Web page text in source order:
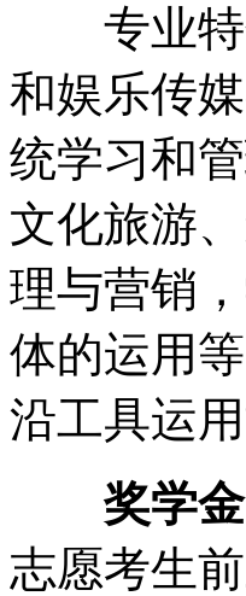
专业特
和娱乐传
统学习和
文化旅游
理与营销
体的运用
沿工具运
奖学金
志愿考生